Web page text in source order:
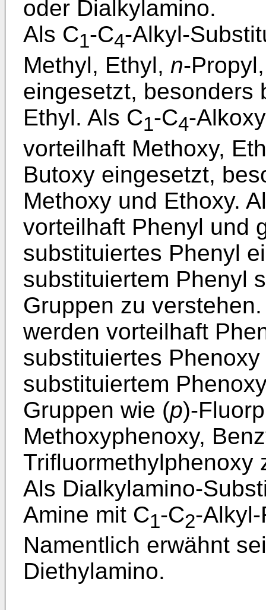
oder Dialkylamino.
Als C1-C4-Alkyl-
Methyl, Ethyl, n-
eingesetzt, besonders
Ethyl. Als C1-C4-
vorteilhaft Methoxy,
Butoxy eingesetzt,
Methoxy und Ethoxy.
vorteilhaft Phenyl und
substituiertes Phenyl
substituiertem Phenyl
Gruppen zu
werden vorteilhaft
substituiertes
substituiertem
Gruppen wie (p)-
Methoxyphenoxy,
Trifluormethylphenoxy
Als Dialkylamino-
Amine mit C1-C2-
Namentlich erwähnt
Diethylamino.